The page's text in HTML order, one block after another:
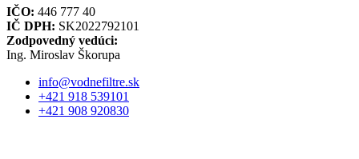
IČO: 446 777 40
IČ DPH: SK2022792101
Zodpovedný vedúci:
Ing. Miroslav Škorupa
info@vodnefiltre.sk
+421 918 539101
+421 908 920830